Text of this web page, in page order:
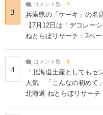
3
コメント数： 7
兵庫県の「ケーキ」の名
【7月12日は「デコレー
ねとらぼリサーチ：2ペー
4
コメント数： 5
「北海道土産としてもセ
人気 「こんなの初めて
北海道 ねとらぼリサーチ